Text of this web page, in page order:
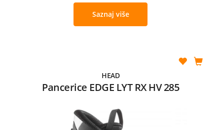
Saznaj više
HEAD
Pancerice EDGE LYT RX HV 285